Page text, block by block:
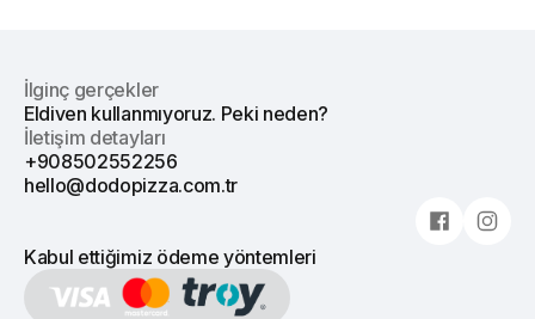
İlginç gerçekler
Eldiven kullanmıyoruz. Peki neden?
İletişim detayları
+908502552256
hello@dodopizza.com.tr
Kabul ettiğimiz ödeme yöntemleri